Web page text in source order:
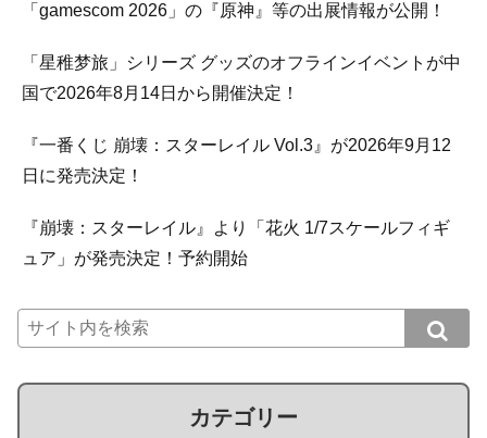
「gamescom 2026」の『原神』等の出展情報が公開！
「星稚梦旅」シリーズ グッズのオフラインイベントが中
国で2026年8月14日から開催決定！
『一番くじ 崩壊：スターレイル Vol.3』が2026年9月12
日に発売決定！
『崩壊：スターレイル』より「花火 1/7スケールフィギ
ュア」が発売決定！予約開始
カテゴリー